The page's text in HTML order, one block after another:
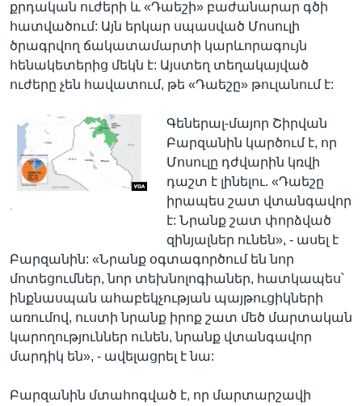
քրդական ուժերի և «Դաեշի» բաժանարար գծի
հատվածում: Այն երկար սպասված Մոսուլի
ծրագրվող ճակատամարտի կարևորագույն
հենակետերից մեկն է: Այստեղ տեղակայված
ուժերը չեն հավատում, թե «Դաեշը» թուլանում է:
Գեներալ-մայոր Շիրվան
Բարզանին կարծում է, որ
Մոսուլը դժվարին կռվի
դաշտ է լինելու. «Դաեշը
իրապես շատ վտանգավոր
է: Նրանք շատ փորձված
զինյալներ ունեն», - ասել է
Բարզանին: «Նրանք օգտագործում են նոր
մոտեցումներ, նոր տեխնոլոգիաներ, հատկապես՝
ինքնասպան ահաբեկչության պայթուցիկների
առումով, ուստի նրանք իրոք շատ մեծ մարտական
կարողություններ ունեն, նրանք վտանգավոր
մարդիկ են», - ավելացրել է նա:
Բարզանին մտահոգված է, որ մարտարշավի